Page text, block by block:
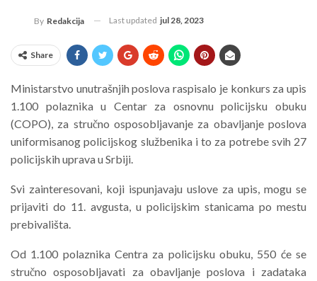
By Redakcija Last updated jul 28, 2023
Share
Ministarstvo unutrašnjih poslova raspisalo je konkurs za upis
1.100 polaznika u Centar za osnovnu policijsku obuku
(COPO), za stručno osposobljavanje za obavljanje poslova
uniformisanog policijskog službenika i to za potrebe svih 27
policijskih uprava u Srbiji.
Svi zainteresovani, koji ispunjavaju uslove za upis, mogu se
prijaviti do 11. avgusta, u policijskim stanicama po mestu
prebivališta.
Od 1.100 polaznika Centra za policijsku obuku, 550 će se
stručno osposobljavati za obavljanje poslova i zadataka